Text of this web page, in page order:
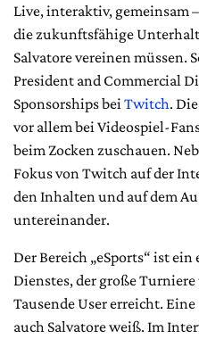
Live, interaktiv, gemeinsam
die zukunftsfähige
Salvatore vereinen müssen.
President and Commercial
Sponsorships bei Twitch.
vor allem bei Videospiel-
beim Zocken zuschauen.
Fokus von Twitch auf der
den Inhalten und auf dem
untereinander.
Der Bereich „eSports“ ist
Dienstes, der große
Tausende User erreicht.
auch Salvatore weiß. Im